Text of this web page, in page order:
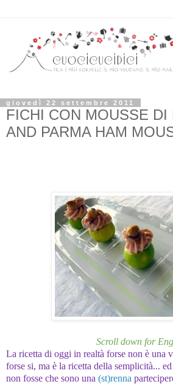
giovedì 22 settembre 2011
FICHI CON MOUSSE DI
AND PARMA HAM
Scroll down for
La ricetta di oggi in realtà forse non è una
forse si, ma è la ricetta della semplicità...
non fosse che sono una (st)renna